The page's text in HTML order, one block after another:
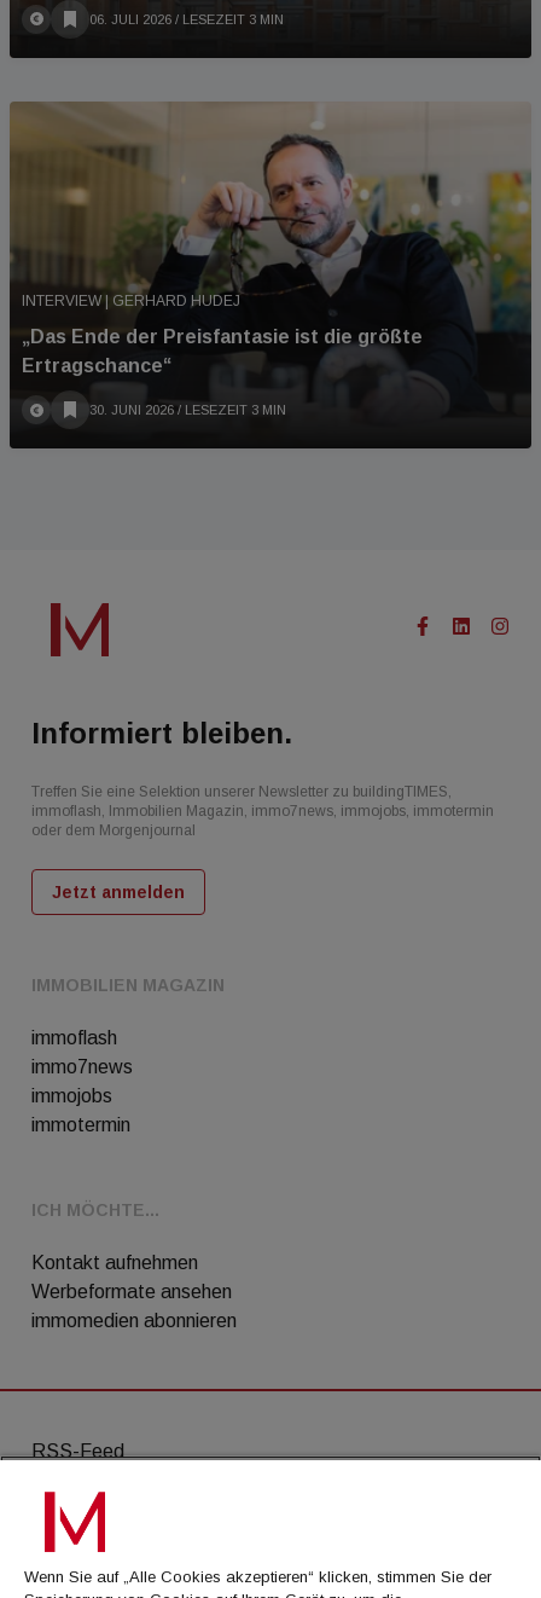
06. JULI 2026 / LESEZEIT 3 MIN
INTERVIEW | GERHARD HUDEJ
„Das Ende der Preisfantasie ist die größte
Ertragschance“
30. JUNI 2026 / LESEZEIT 3 MIN
IMMOBILIEN MAGAZIN
immoflash
immo7news
immojobs
immotermin
ICH MÖCHTE...
Kontakt aufnehmen
Werbeformate ansehen
immomedien abonnieren
Informiert bleiben.
Treffen Sie eine Selektion unserer Newsletter zu buildingTIMES,
immoflash, Immobilien Magazin, immo7news, immojobs, immotermin
oder dem Morgenjournal
Jetzt anmelden
RSS-Feed
AGB
Datenschutz
Kontakt
Wenn Sie auf „Alle Cookies akzeptieren“ klicken, stimmen Sie der